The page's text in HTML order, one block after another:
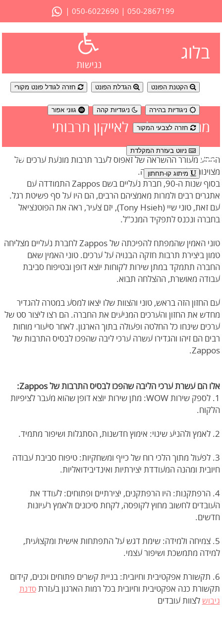
050-2867199
|
050-6022690
|
נגישות
הקטנת הפונט הגדלת הפונט חזרה לגודל פונט מקורי
ניגודיות בהירה ניגודיות קהה גווני אפור
חזרה לצבעי המקור
ניווט בעזרת המקלדת
מיתוג קו-תחתון
בלוג
מחברת נעליים לאייקון תרבותי
המסע מעורר ההשראה של זאפוס לעבר תרבות מונעת ערכים של
מצוינות, העצמה והצלחה.
בסוף שנות ה-90, חברת נעליים בשם Zappos התמודדה עם
אתגרים רבים ולמרות מאמציהם הרבים, הם היו על סף פשיטת רגל.
עם זאת, טוני שיי (Tony Hsieh), יזם צעיר, ראה את הפוטנציאל
בחברה ונכנס לתפקיד המנכ"ל.
טוני האמין שהמפתח להפיכתה של Zappos לחברת נעליים מצליחה
טמון ביצירת תרבות חזקה הבנויה על ערכים. טוני האמין שאם
החברה תתמקד במתן שירות לקוחות יוצא דופן ובטיפוח סביבת
עבודה מאושרת, ההצלחה תבוא.
עם החזון הזה בראש, טוני והצוות שלו יצאו למסע במטרה להגדיר
מחדש את החזון והערכים המניעים את החברה. הם רצו ליצור סט של
ערכים שינחו כל החלטה ופעולה בתוך הארגון. לאחר סיעורי מוחות
רבים הם זיהו והגדירו עשרה ערכי ליבה שהפכו לבסיס התרבות של
Zappos.
אלו הם עשרת ערכי הליבה שהפכו לבסיס התרבות של Zappos:
1. לספק שירות WOW: מתן שירות יוצא דופן שהוא מעבר לציפיות
הלקוח.
2. לאמץ ולהניע שינוי: אימוץ חדשנות, הסתגלות ושיפור מתמיד.
3. לפעול מתוך הלכי רוח של כייף ומשחקיות: טיפוח סביבת עבודה
חיובית ומהנה המעודדת יצירתיות ואינדיבידואליות.
4. הרפתקנות: היו הרפתקנים, יצירתיים ופתוחים: לעודד את
העובדים לחשוב מחוץ לקופסה, לקחת סיכונים ולאמץ רעיונות
חדשים.
5. צמיחה ולמידה: שימת דגש על התפתחות אישית ומקצועית,
למידה מתמשכת ושיפור עצמי.
6. תקשורת אפקטיבית וחיובית: בניית קשרים פתוחים וכנים, קידום
תקשורת כנה אפקטיבית וחיובית בכל רמות הארגון בעזרתסדנת
גיבוש לצוות עובדים